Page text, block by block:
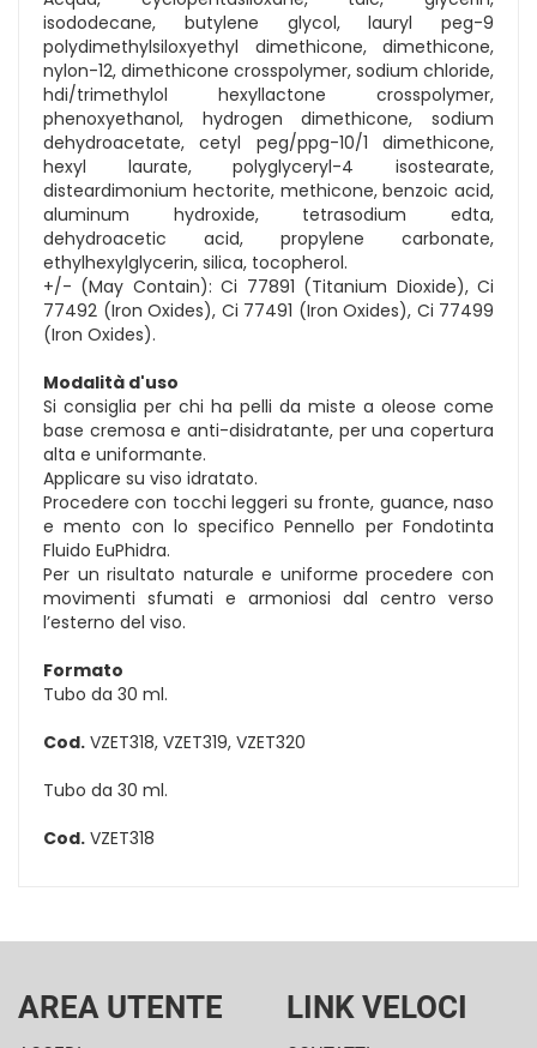
isododecane, butylene glycol, lauryl peg-9
polydimethylsiloxyethyl dimethicone, dimethicone,
nylon-12, dimethicone crosspolymer, sodium chloride,
hdi/trimethylol hexyllactone crosspolymer,
phenoxyethanol, hydrogen dimethicone, sodium
dehydroacetate, cetyl peg/ppg-10/1 dimethicone,
hexyl laurate, polyglyceryl-4 isostearate,
disteardimonium hectorite, methicone, benzoic acid,
aluminum hydroxide, tetrasodium edta,
dehydroacetic acid, propylene carbonate,
ethylhexylglycerin, silica, tocopherol.
+/- (May Contain): Ci 77891 (Titanium Dioxide), Ci
77492 (Iron Oxides), Ci 77491 (Iron Oxides), Ci 77499
(Iron Oxides).
Modalità d'uso
Si consiglia per chi ha pelli da miste a oleose come
base cremosa e anti-disidratante, per una copertura
alta e uniformante.
Applicare su viso idratato.
Procedere con tocchi leggeri su fronte, guance, naso
e mento con lo specifico Pennello per Fondotinta
Fluido EuPhidra.
Per un risultato naturale e uniforme procedere con
movimenti sfumati e armoniosi dal centro verso
l’esterno del viso.
Formato
Tubo da 30 ml.
Cod. VZET318, VZET319, VZET320
Tubo da 30 ml.
Cod. VZET318
AREA UTENTE LINK VELOCI